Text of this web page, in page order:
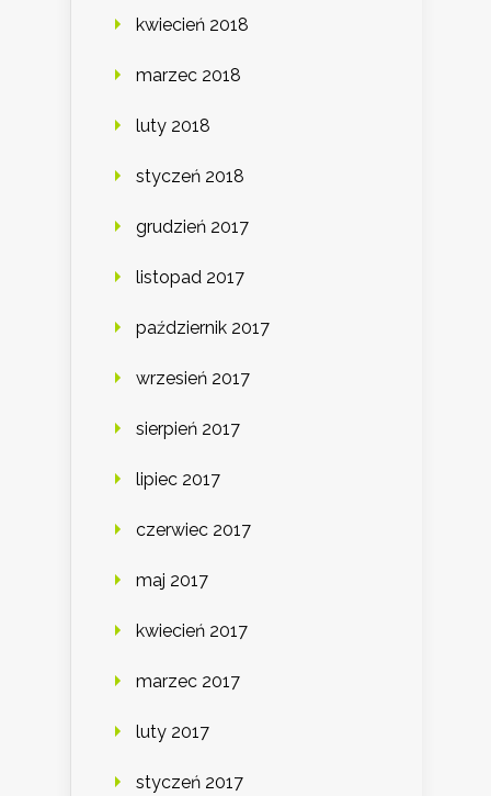
kwiecień 2018
marzec 2018
luty 2018
styczeń 2018
grudzień 2017
listopad 2017
październik 2017
wrzesień 2017
sierpień 2017
lipiec 2017
czerwiec 2017
maj 2017
kwiecień 2017
marzec 2017
luty 2017
styczeń 2017